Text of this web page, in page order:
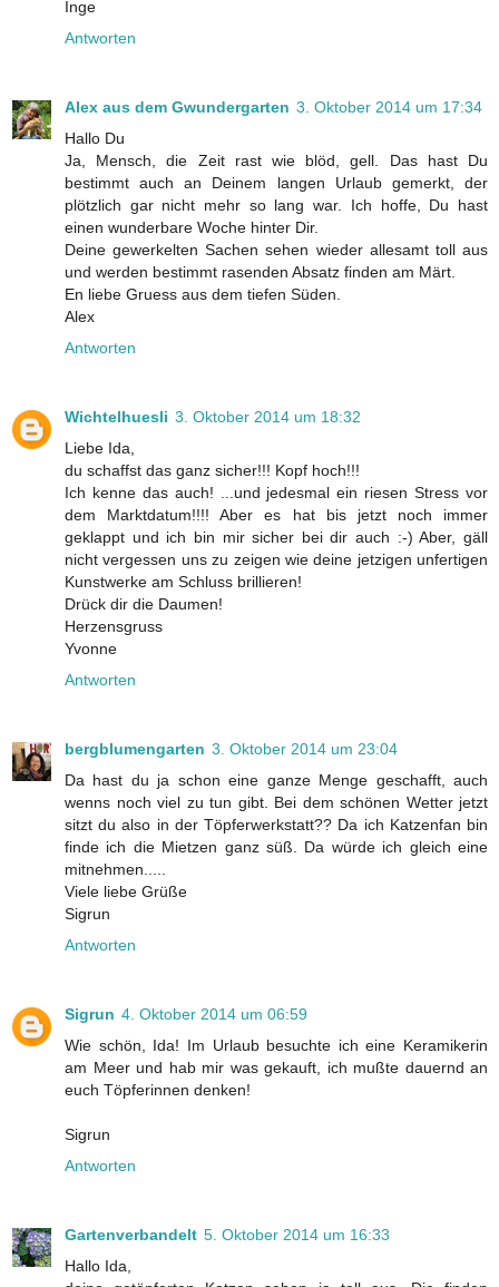
Inge
Antworten
Alex aus dem Gwundergarten 3. Oktober 2014 um 17:34
Hallo Du
Ja, Mensch, die Zeit rast wie blöd, gell. Das hast Du
bestimmt auch an Deinem langen Urlaub gemerkt, der
plötzlich gar nicht mehr so lang war. Ich hoffe, Du hast
einen wunderbare Woche hinter Dir.
Deine gewerkelten Sachen sehen wieder allesamt toll aus
und werden bestimmt rasenden Absatz finden am Märt.
En liebe Gruess aus dem tiefen Süden.
Alex
Antworten
Wichtelhuesli 3. Oktober 2014 um 18:32
Liebe Ida,
du schaffst das ganz sicher!!! Kopf hoch!!!
Ich kenne das auch! ...und jedesmal ein riesen Stress vor
dem Marktdatum!!!! Aber es hat bis jetzt noch immer
geklappt und ich bin mir sicher bei dir auch :-) Aber, gäll
nicht vergessen uns zu zeigen wie deine jetzigen unfertigen
Kunstwerke am Schluss brillieren!
Drück dir die Daumen!
Herzensgruss
Yvonne
Antworten
bergblumengarten 3. Oktober 2014 um 23:04
Da hast du ja schon eine ganze Menge geschafft, auch
wenns noch viel zu tun gibt. Bei dem schönen Wetter jetzt
sitzt du also in der Töpferwerkstatt?? Da ich Katzenfan bin
finde ich die Mietzen ganz süß. Da würde ich gleich eine
mitnehmen.....
Viele liebe Grüße
Sigrun
Antworten
Sigrun 4. Oktober 2014 um 06:59
Wie schön, Ida! Im Urlaub besuchte ich eine Keramikerin
am Meer und hab mir was gekauft, ich mußte dauernd an
euch Töpferinnen denken!
Sigrun
Antworten
Gartenverbandelt 5. Oktober 2014 um 16:33
Hallo Ida,